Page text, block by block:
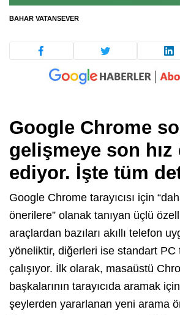
BAHAR VATANSEVER
Google Chrome
gelişmeye son hız
ediyor. İşte tüm
Google Chrome tarayıcısı için
önerilere” olanak tanıyan üçlü
araçlardan bazıları akıllı telefon
yöneliktir, diğerleri ise standart PC
çalışıyor. İlk olarak, masaüstü
başkalarının tarayıcıda aramak
şeylerden yararlanan yeni arama